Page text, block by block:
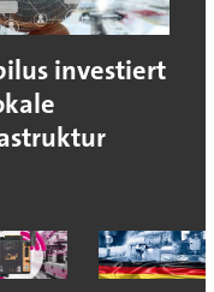
investiert